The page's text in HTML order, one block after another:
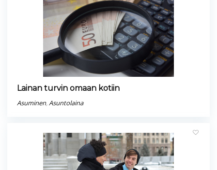
Lainan turvin omaan kotiin
Asuminen,Asuntolaina